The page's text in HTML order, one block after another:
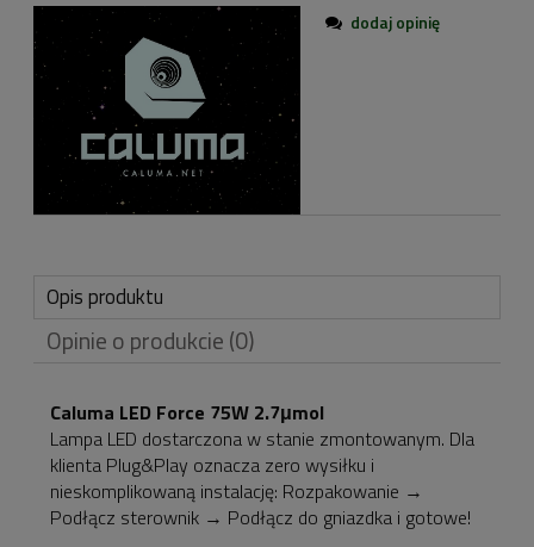
dodaj opinię
Opis produktu
Opinie o produkcie (0)
Caluma LED Force 75W 2.7μmol
Lampa LED dostarczona w stanie zmontowanym. Dla
klienta Plug&Play oznacza zero wysiłku i
nieskomplikowaną instalację: Rozpakowanie →
Podłącz sterownik → Podłącz do gniazdka i gotowe!